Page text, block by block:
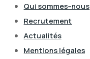
Qui sommes-nous
Recrutement
Actualités
Mentions légales